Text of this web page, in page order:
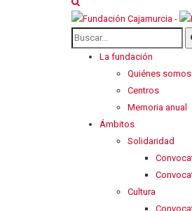
La fundación
Quiénes somos
Centros
Memoria anual
Ámbitos
Solidaridad
Cultura